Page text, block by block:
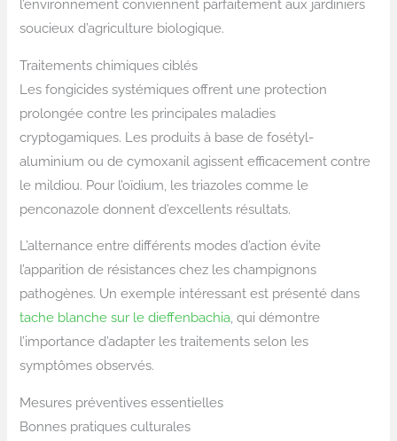
l’environnement conviennent parfaitement aux jardiniers
soucieux d’agriculture biologique.
Traitements chimiques ciblés
Les fongicides systémiques offrent une protection
prolongée contre les principales maladies
cryptogamiques. Les produits à base de fosétyl-
aluminium ou de cymoxanil agissent efficacement contre
le mildiou. Pour l’oïdium, les triazoles comme le
penconazole donnent d’excellents résultats.
L’alternance entre différents modes d’action évite
l’apparition de résistances chez les champignons
pathogènes. Un exemple intéressant est présenté dans
tache blanche sur le dieffenbachia, qui démontre
l’importance d’adapter les traitements selon les
symptômes observés.
Mesures préventives essentielles
Bonnes pratiques culturales